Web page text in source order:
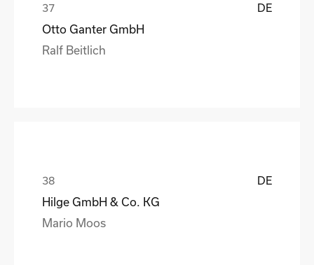
DE
Otto Ganter GmbH
Ralf Beitlich
DE
Hilge GmbH & Co. KG
Mario Moos